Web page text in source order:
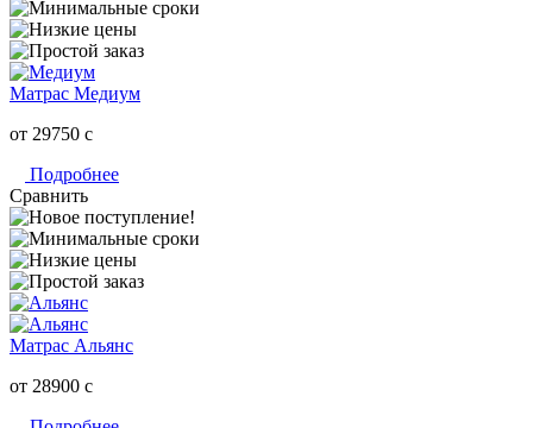
Матрас Медиум
от 29750 c
Подробнее
Сравнить
Матрас Альянс
от 28900 c